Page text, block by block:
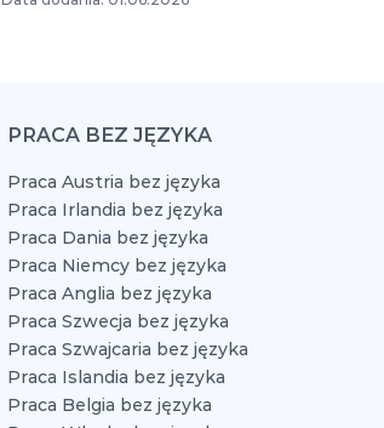
PRACA BEZ JĘZYKA
Praca Austria bez języka
Praca Irlandia bez języka
Praca Dania bez języka
Praca Niemcy bez języka
Praca Anglia bez języka
Praca Szwecja bez języka
Praca Szwajcaria bez języka
Praca Islandia bez języka
Praca Belgia bez języka